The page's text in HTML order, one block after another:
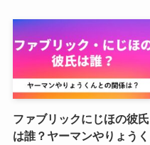
ファブリックにじほの彼氏
は誰？ヤーマンやりょうく